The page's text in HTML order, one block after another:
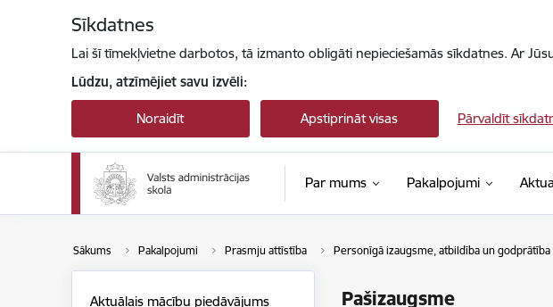
Sīkdatnes
Lai šī tīmekļvietne darbotos, tā izmanto obligāti nepieciešamās sīkdatnes. Ar
Lūdzu, atzīmējiet savu izvēli:
Noraidīt Apstiprināt visas Pārvaldīt
Par mums Pakalpojumi
Sākums Pakalpojumi Prasmju attīstība Personīgā izaugsme, atbildība un godprātība
Pašizaugsme
Aktuālais mācību piedāvājums